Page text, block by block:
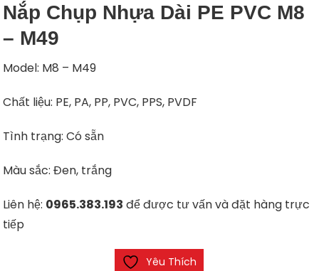
Nắp Chụp Nhựa Dài PE PVC M8
– M49
Model: M8 – M49
Chất liệu: PE, PA, PP, PVC, PPS, PVDF
Tình trạng: Có sẵn
Màu sắc: Đen, trắng
Liên hệ: 0965.383.193 để được tư vấn và đặt hàng trực
tiếp
Yêu Thích